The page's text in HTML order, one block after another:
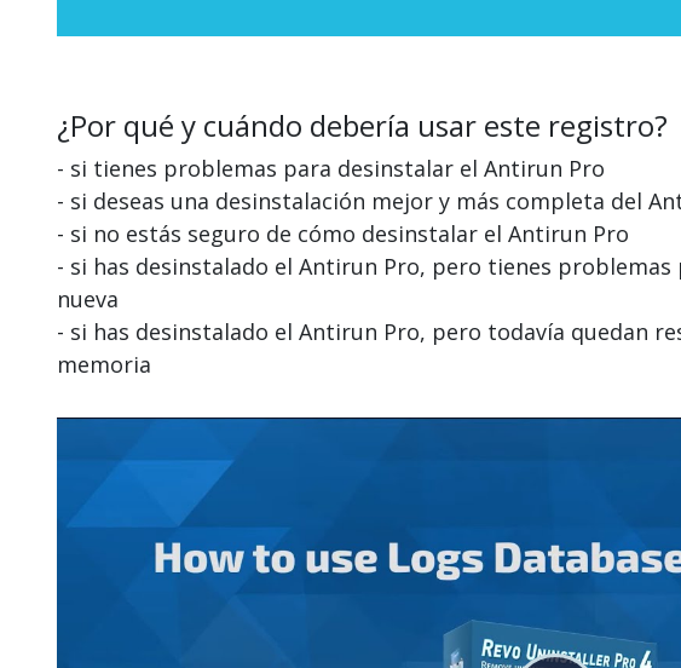
¿Por qué y cuándo debería usar este registro?
- si tienes problemas para desinstalar el Antirun Pro
- si deseas una desinstalación mejor y más completa del
- si no estás seguro de cómo desinstalar el Antirun Pro
- si has desinstalado el Antirun Pro, pero tienes
nueva
- si has desinstalado el Antirun Pro, pero todavía quedan
memoria